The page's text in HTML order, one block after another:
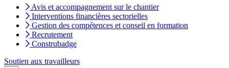
Avis et accompagnement sur le chantier
Interventions financières sectorielles
Gestion des compétences et conseil en formation
Recrutement
Construbadge
Soutien aux travailleurs